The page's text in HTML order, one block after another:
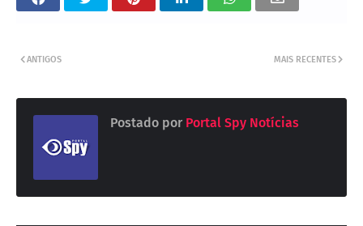
MAIS RECENTES
ANTIGOS
Postado por Portal Spy Notícias